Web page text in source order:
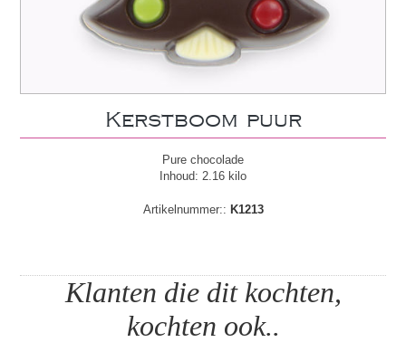
Kerstboom puur
Pure chocolade
Inhoud: 2.16 kilo
Artikelnummer:: K1213
Klanten die dit kochten,
kochten ook..